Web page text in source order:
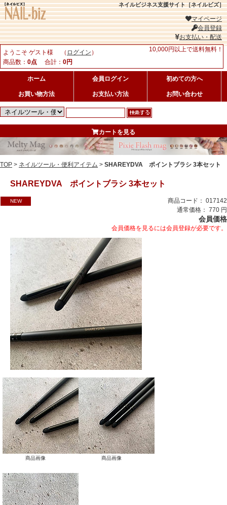
ネイルビジネス支援サイト［ネイルビズ］
マイページ
会員登録
お支払い・配送
ようこそ ゲスト様 （ ログイン ）
商品数： 0点 合計： 0円
10,000円以上で送料無料！
ホーム 会員ログイン 初めての方へ
お買い物方法 お支払い方法 お問い合わせ
カートを見る
TOP > ネイルツール・便利アイテム > SHAREYDVA ポイントブラシ 3本セット
SHAREYDVA ポイントブラシ 3本セット
NEW
商品コード： 017142
通常価格： 770 円
会員価格
会員価格を見るには会員登録が必要です。
商品画像 商品画像